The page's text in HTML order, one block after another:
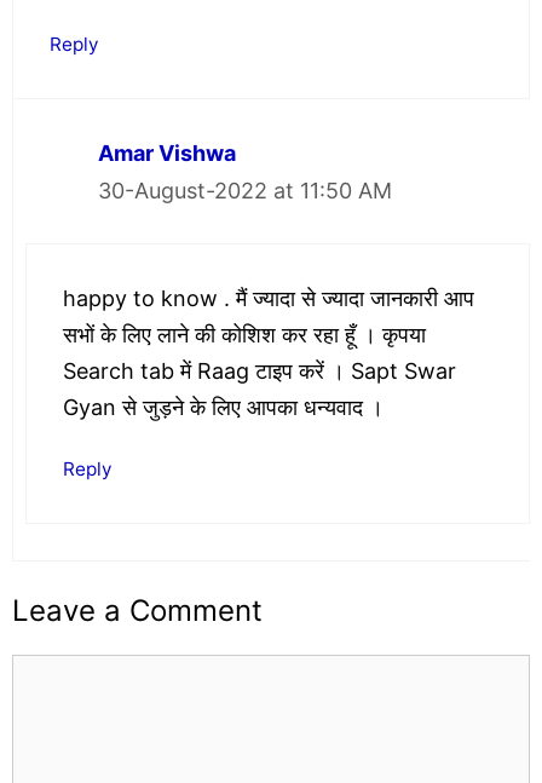
Reply
Amar Vishwa
30-August-2022 at 11:50 AM
happy to know . मैं ज्यादा से ज्यादा जानकारी आप
सभों के लिए लाने की कोशिश कर रहा हूँ । कृपया
Search tab में Raag टाइप करें । Sapt Swar
Gyan से जुड़ने के लिए आपका धन्यवाद ।
Reply
Leave a Comment